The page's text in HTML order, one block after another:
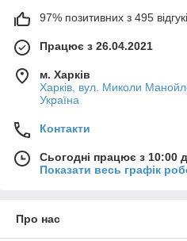
97% позитивних з 495
Працює з 26.04.2021
м. Харків
Харків, вул. Миколи
Україна
Контакти
Сьогодні працює з 10:00
Показати весь графік
Про нас